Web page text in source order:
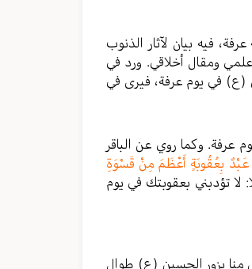
فيه بيان لآثار الذنوب
ومقال أخلاقي. ورد في
(ع) في يوم عرفة، فيرى في
عرفة. وكما روي عن الباقر
عَبْدٌ بِعُقُوبَةٍ أَعْظَمَ مِنْ قَسْوَةِ
تؤدبني بعقوبتك في يوم
منا يزور الحسين (ع) طوال